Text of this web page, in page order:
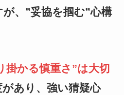
、”妥協を掴む”心構
掛かる慎重さ”は大切
あり、強い猜疑心